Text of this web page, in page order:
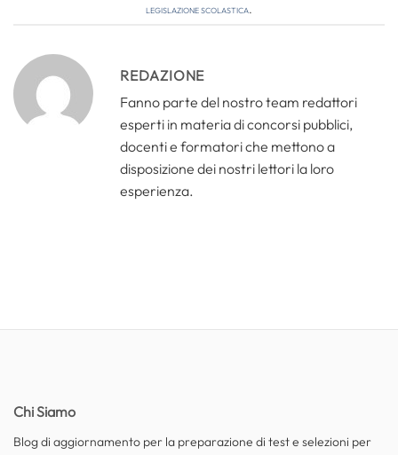
legislazione scolastica.
REDAZIONE
Fanno parte del nostro team redattori
esperti in materia di concorsi pubblici,
docenti e formatori che mettono a
disposizione dei nostri lettori la loro
esperienza.
Chi Siamo
Blog di aggiornamento per la preparazione di test e selezioni per